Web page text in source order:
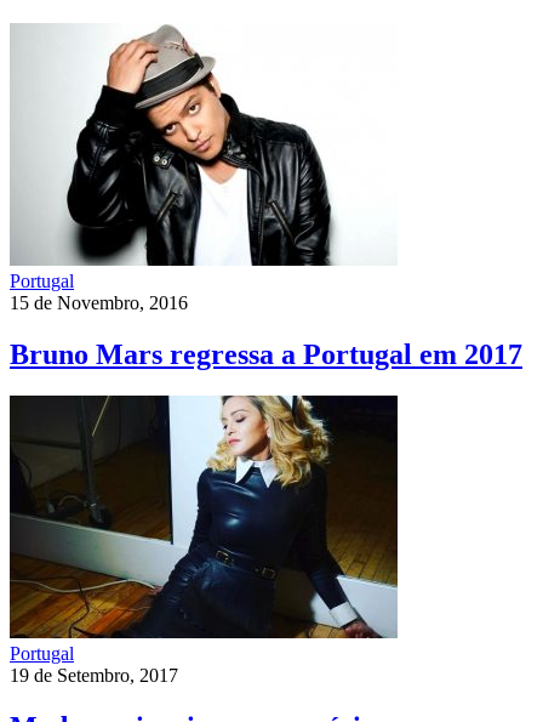
Portugal
15 de Novembro, 2016
Bruno Mars regressa a Portugal em 2017
Portugal
19 de Setembro, 2017